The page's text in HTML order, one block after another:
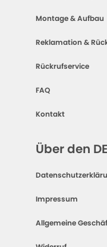
Montage & Aufbau
Reklamation &
Rückrufservice
FAQ
Kontakt
Über den
Impressum
Allgemeine